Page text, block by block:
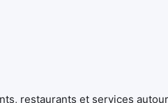
restaurants et services